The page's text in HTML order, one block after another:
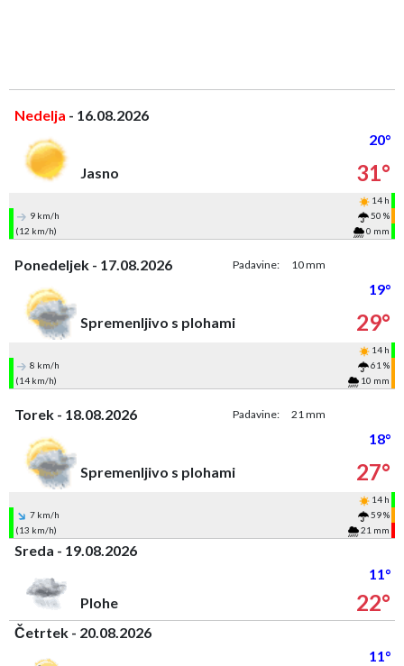
Nedelja - 16.08.2026
20°
Jasno
31°
14 h
9 km/h
50 %
(12 km/h)
0 mm
Ponedeljek - 17.08.2026 Padavine: 10 mm
19°
Spremenljivo s plohami
29°
14 h
8 km/h
61 %
(14 km/h)
10 mm
Torek - 18.08.2026 Padavine: 21 mm
18°
Spremenljivo s plohami
27°
14 h
7 km/h
59 %
(13 km/h)
21 mm
Sreda - 19.08.2026
11°
Plohe
22°
Četrtek - 20.08.2026
11°